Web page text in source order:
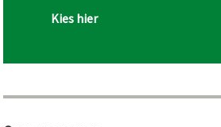
Kies hier